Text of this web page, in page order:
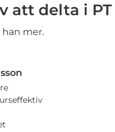
att delta i
han mer.